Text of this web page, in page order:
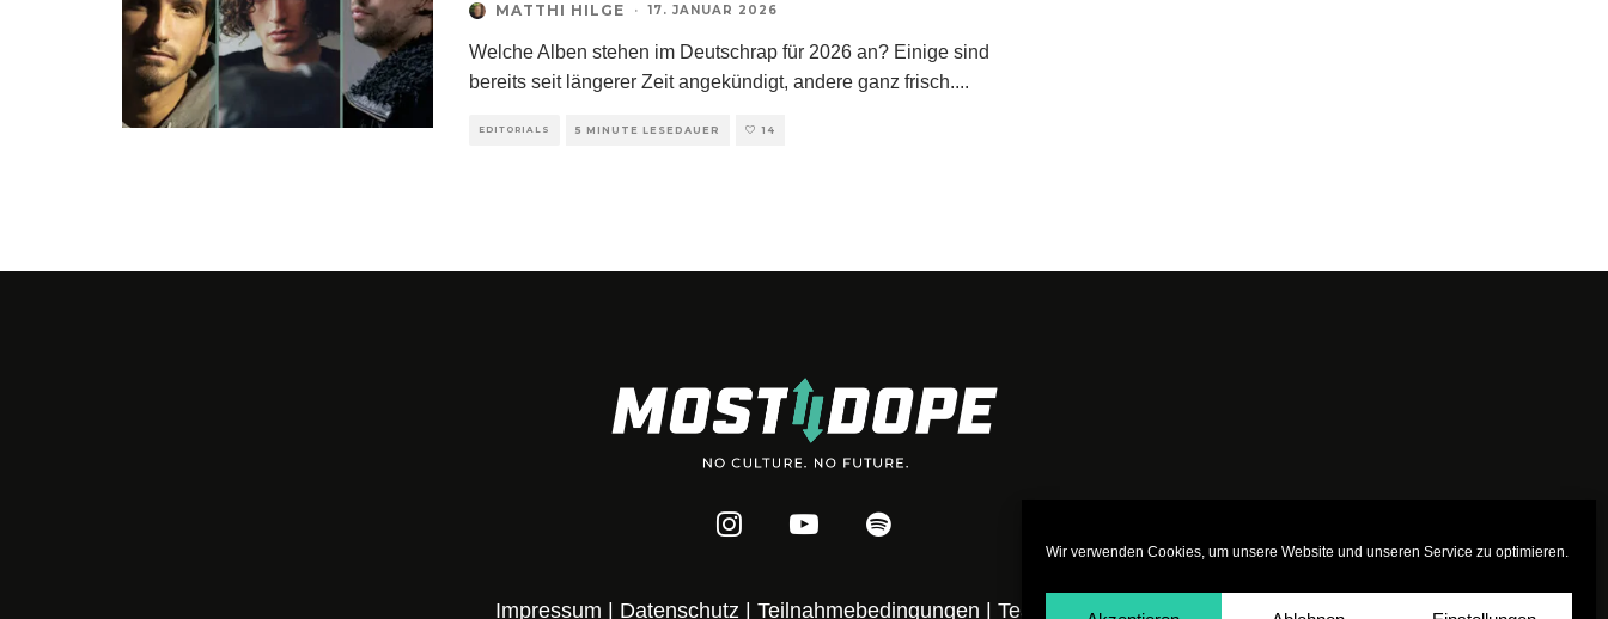
Wir verwenden Cookies, um unsere Website und unseren Service zu optimieren.
MATTHI HILGE · 17. JANUAR 2026
Welche Alben stehen im Deutschrap für 2026 an? Einige sind
bereits seit längerer Zeit angekündigt, andere ganz frisch....
EDITORIALS 5 MINUTE LESEDAUER 14
Impressum Datenschutz| Teilnahmebedingungen Team Jobs